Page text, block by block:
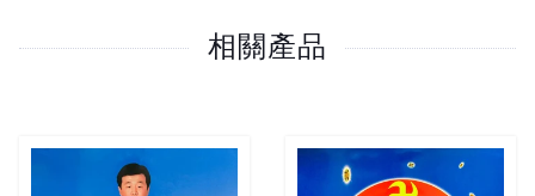
相關產品